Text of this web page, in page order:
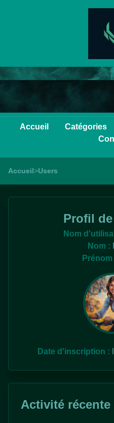
Accueil Catégories
Accueil>Users
Profil
Nom
Nom :
Prénom
Date d'inscription :
Activité récente